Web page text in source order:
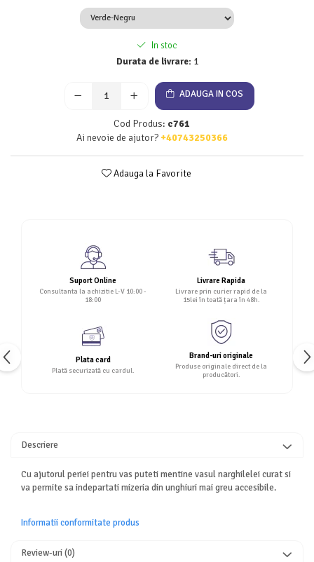
In stoc
Durata de livrare: 1
ADAUGA IN COS
Cod Produs: c761
Ai nevoie de ajutor? +40743250366
Adauga la Favorite
Suport Online
Consultanta la achizitie L-V 10:00 -
18:00
Livrare Rapida
Livrare prin curier rapid de la
15lei în toată țara în 48h.
Plata card
Plată securizată cu cardul.
Brand-uri originale
Produse originale direct de la
producători.
Descriere
Cu ajutorul periei pentru vas puteti mentine vasul narghilelei curat si
va permite sa indepartati mizeria din unghiuri mai greu accesibile.
Informatii conformitate produs
Review-uri(0)